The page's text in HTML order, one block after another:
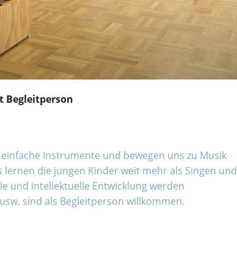
Begleitperson
Instrumente und bewegen uns zu Musik
die jungen Kinder weit mehr als Singen und
und intellektuelle Entwicklung werden
sind als Begleitperson willkommen.